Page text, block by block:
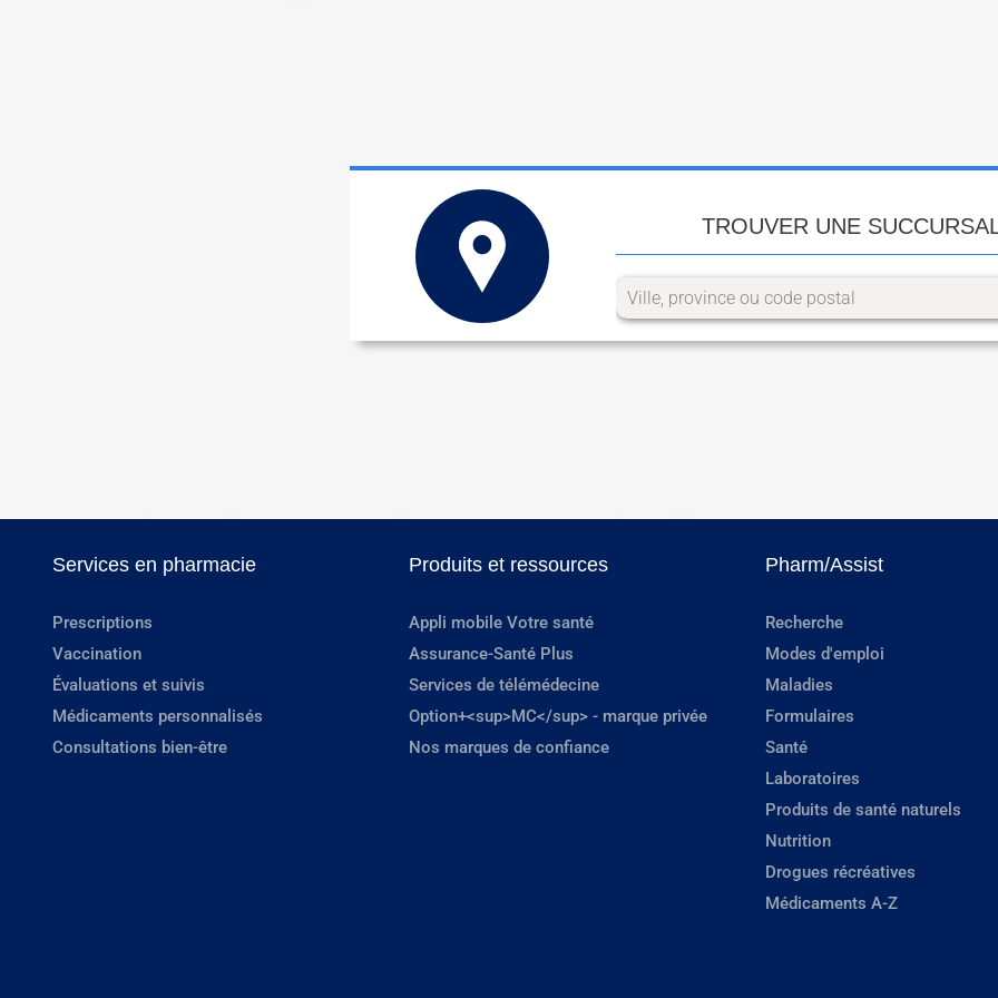
TROUVER UNE
Services en pharmacie
Prescriptions
Vaccination
Évaluations et suivis
Médicaments personnalisés
Consultations bien-être
Produits et ressources
Appli mobile Votre santé
Assurance-Santé Plus
Services de télémédecine
Option+<sup>MC</sup> - marque privée
Nos marques de confiance
Pharm/Assist
Recherche
Modes d'emploi
Maladies
Formulaires
Santé
Laboratoires
Produits de santé naturels
Nutrition
Drogues récréatives
Médicaments A-Z